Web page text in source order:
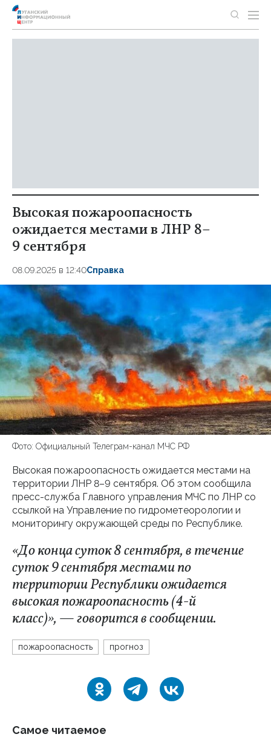
Высокая пожароопасность
ожидается местами в ЛНР 8–
9 сентября
08.09.2025 в 12:40Справка
Фото: Официальный Телеграм-канал МЧС РФ
Высокая пожароопасность ожидается местами на
территории ЛНР 8–9 сентября. Об этом сообщила
пресс-служба Главного управления МЧС по ЛНР со
ссылкой на Управление по гидрометеорологии и
мониторингу окружающей среды по Республике.
«До конца суток 8 сентября, в течение
суток 9 сентября местами по
территории Республики ожидается
высокая пожароопасность (4-й
класс)», — говорится в сообщении.
пожароопасность прогноз
Самое читаемое